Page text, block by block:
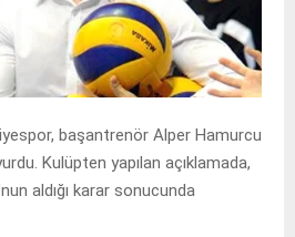
başantrenör Alper Hamurcu
Kulüpten yapılan açıklamada,
aldığı karar sonucunda